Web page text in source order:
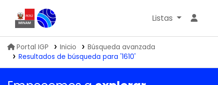
Biblioteca IGP
Listas
Portal IGP Inicio
Búsqueda avanzada
Resultados de búsqueda para '1610'